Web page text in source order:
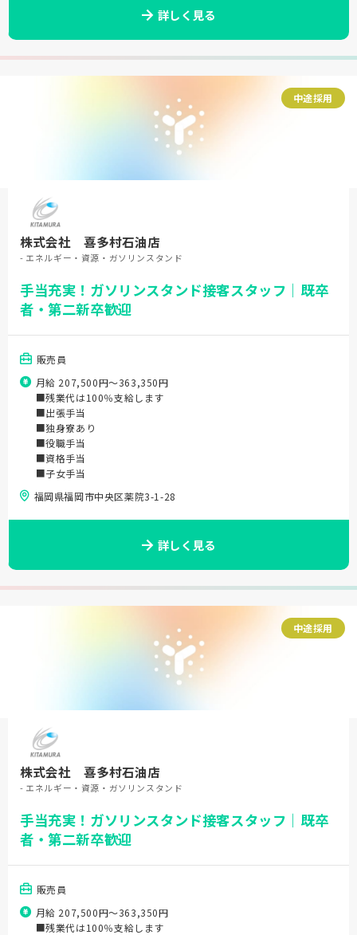
詳しく見る
中途採用
株式会社 喜多村石油店
- エネルギー・資源・ガソリンスタンド
手当充実！ガソリンスタンド接客スタッフ｜既卒
者・第二新卒歓迎
販売員
月給 207,500円〜363,350円
■残業代は100％支給します
■出張手当
■独身寮あり
■役職手当
■資格手当
■子女手当
福岡県福岡市中央区薬院3-1-28
詳しく見る
中途採用
株式会社 喜多村石油店
- エネルギー・資源・ガソリンスタンド
手当充実！ガソリンスタンド接客スタッフ｜既卒
者・第二新卒歓迎
販売員
月給 207,500円〜363,350円
■残業代は100％支給します